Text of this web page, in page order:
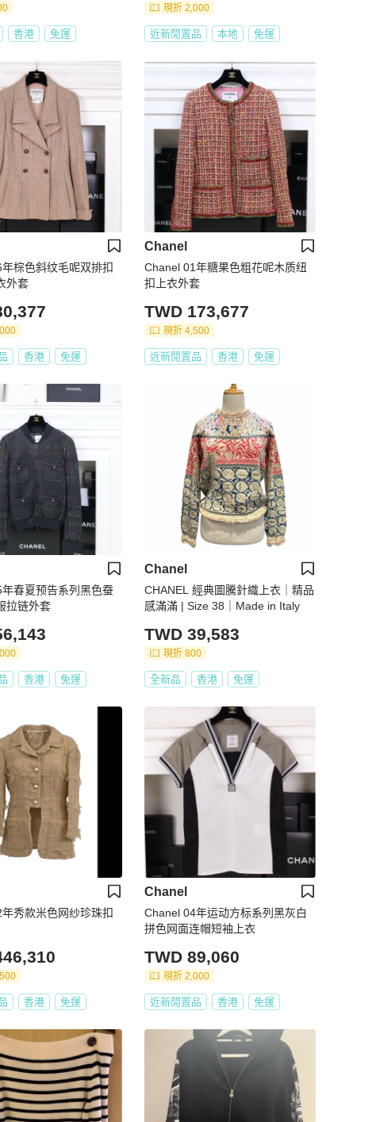
香港 免運
現折 2,000
近新閒置品 本地 免運
棕色斜纹毛呢双排扣
外套
香港 免運
Chanel
Chanel 01年糖果色粗花呢木质纽
扣上衣外套
TWD 173,677
現折 4,500
近新閒置品 香港 免運
春夏预告系列黑色蚕
拉链外套
香港 免運
Chanel
CHANEL 經典圖騰針織上衣｜精品
感滿滿 | Size 38｜Made in Italy
TWD 39,583
現折 800
全新品 香港 免運
秀款米色网纱珍珠扣
香港 免運
Chanel
Chanel 04年运动方标系列黑灰白
拼色网面连帽短袖上衣
TWD 89,060
現折 2,000
近新閒置品 香港 免運